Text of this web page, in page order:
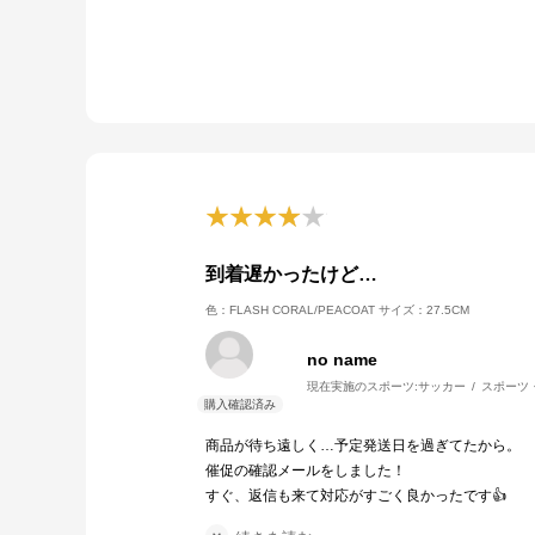
到着遅かったけど…
色：FLASH CORAL/PEACOAT サイズ：27.5CM
no name
現在実施のスポーツ:サッカー スポーツ
商品が待ち遠しく…予定発送日を過ぎてたから。
催促の確認メールをしました！
すぐ、返信も来て対応がすごく良かったです👍